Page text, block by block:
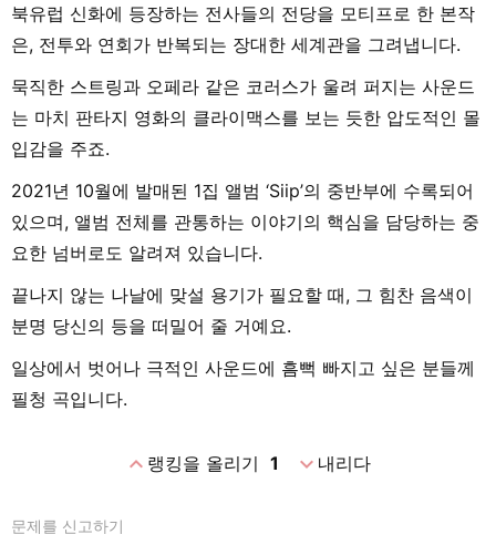
북유럽 신화에 등장하는 전사들의 전당을 모티프로 한 본작
은, 전투와 연회가 반복되는 장대한 세계관을 그려냅니다.
묵직한 스트링과 오페라 같은 코러스가 울려 퍼지는 사운드
는 마치 판타지 영화의 클라이맥스를 보는 듯한 압도적인 몰
입감을 주죠.
2021년 10월에 발매된 1집 앨범 ‘Siip’의 중반부에 수록되어
있으며, 앨범 전체를 관통하는 이야기의 핵심을 담당하는 중
요한 넘버로도 알려져 있습니다.
끝나지 않는 나날에 맞설 용기가 필요할 때, 그 힘찬 음색이
분명 당신의 등을 떠밀어 줄 거예요.
일상에서 벗어나 극적인 사운드에 흠뻑 빠지고 싶은 분들께
필청 곡입니다.
expand_less랭킹을 올리기 1 expand_more내리다
문제를 신고하기